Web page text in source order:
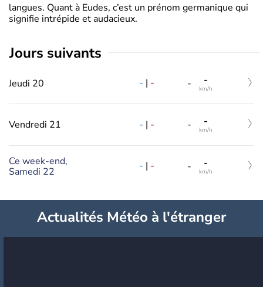
langues. Quant à Eudes, c’est un prénom germanique qui
signifie intrépide et audacieux.
jours suivants
Jeudi 20 - | - - -
km/h
Vendredi 21 - | - - -
km/h
Ce week-end,
Samedi 22
- | - - -
km/h
Actualités Météo à l'étranger